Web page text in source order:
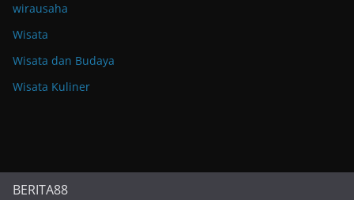
wirausaha
Wisata
Wisata dan Budaya
Wisata Kuliner
BERITA88